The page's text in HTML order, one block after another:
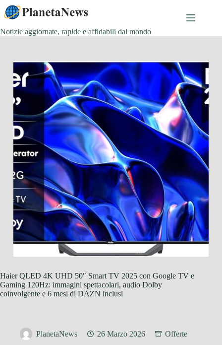
Salta
al
contenuto
Notizie aggiornate, rapide e affidabili dal mondo
Haier QLED 4K UHD 50″ Smart TV 2025 con Google TV e
Gaming 120Hz: immagini spettacolari, audio Dolby
coinvolgente e 6 mesi di DAZN inclusi
PlanetaNews 26 Marzo 2026 Offerte